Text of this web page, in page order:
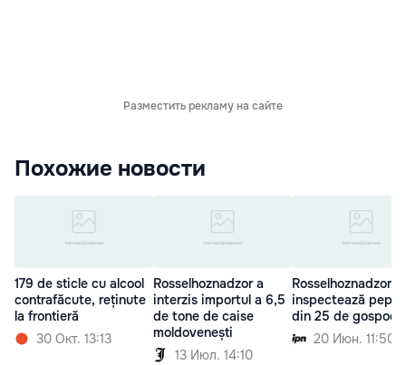
Разместить рекламу на сайте
Похожие новости
179 de sticle cu alcool
contrafăcute, reținute
la frontieră
30 Окт. 13:13
Rosselhoznadzor a
interzis importul a 6,5
de tone de caise
moldovenești
13 Июл. 14:10
Rosselhoznadzor
inspectează
din 25 de
20 Июн. 11:50